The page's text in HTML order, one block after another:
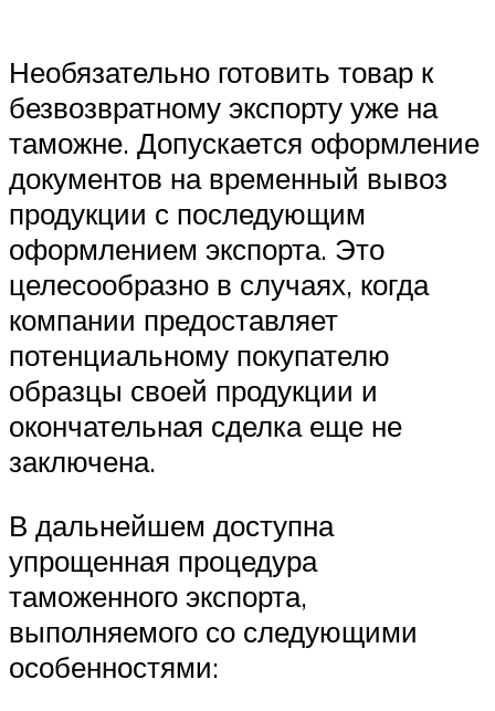
Необязательно готовить товар к
безвозвратному экспорту уже на
таможне. Допускается оформление
документов на временный вывоз
продукции с последующим
оформлением экспорта. Это
целесообразно в случаях, когда
компании предоставляет
потенциальному покупателю
образцы своей продукции и
окончательная сделка еще не
заключена.
В дальнейшем доступна
упрощенная процедура
таможенного экспорта,
выполняемого со следующими
особенностями: